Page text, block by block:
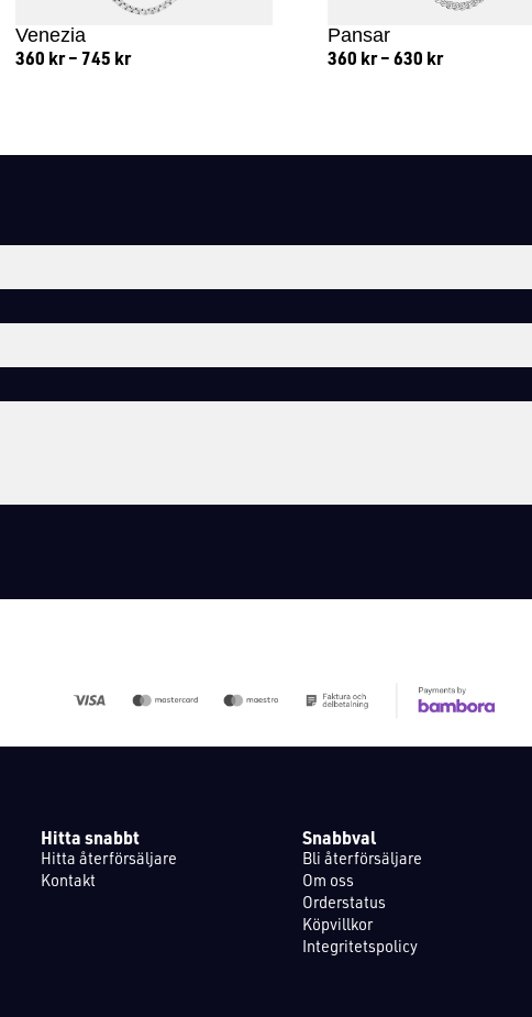
Venezia
360 kr –745 kr
Pansar
360 kr –630 kr
Hitta snabbt
Hitta återförsäljare
Kontakt
Snabbval
Bli återförsäljare
Om oss
Orderstatus
Köpvillkor
Integritetspolicy